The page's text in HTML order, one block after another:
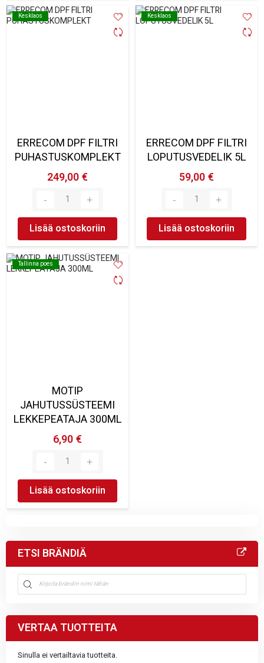
Kesklaos
Kesklaos
ERRECOM DPF FILTRI
PUHASTUSKOMPLEKT
249,00 €
Lisää ostoskoriin
Kesklaos
Kesklaos
ERRECOM DPF FILTRI
LOPUTUSVEDELIK 5L
59,00 €
Lisää ostoskoriin
Tallinna poes
Tallinna poes
MOTIP
JAHUTUSSÜSTEEMI
LEKKEPEATAJA 300ML
6,90 €
Lisää ostoskoriin
ETSI BRÄNDIÄ
VERTAA TUOTTEITA
Sinulla ei vertailtavia tuotteita.